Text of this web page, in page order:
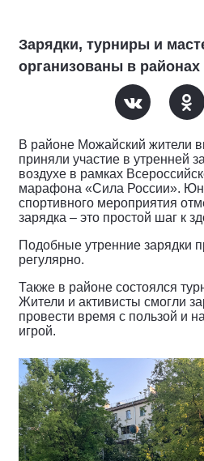
Зарядки, турниры и
организованы в районах
В районе Можайский жители
приняли участие в утренней
воздухе в рамках
марафона «Сила России».
спортивного мероприятия
зарядка – это простой шаг к
Подобные утренние зарядки
регулярно.
Также в районе состоялся
Жители и активисты смогли
провести время с пользой и
игрой.